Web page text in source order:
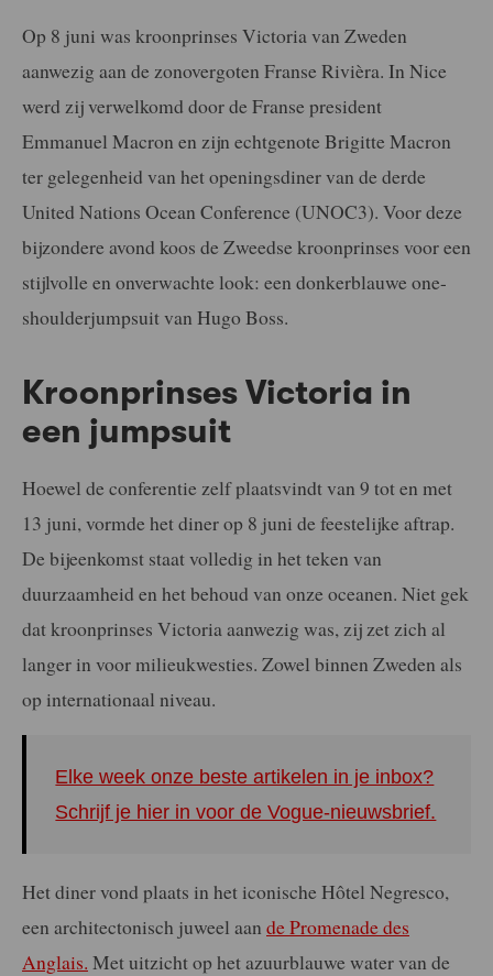
Op 8 juni was kroonprinses Victoria van Zweden
aanwezig aan de zonovergoten Franse Rivièra. In Nice
werd zij verwelkomd door de Franse president
Emmanuel Macron en zijn echtgenote Brigitte Macron
ter gelegenheid van het openingsdiner van de derde
United Nations Ocean Conference (UNOC3). Voor deze
bijzondere avond koos de Zweedse kroonprinses voor een
stijlvolle en onverwachte look: een donkerblauwe one-
shoulderjumpsuit van Hugo Boss.
Kroonprinses Victoria in
een jumpsuit
Hoewel de conferentie zelf plaatsvindt van 9 tot en met
13 juni, vormde het diner op 8 juni de feestelijke aftrap.
De bijeenkomst staat volledig in het teken van
duurzaamheid en het behoud van onze oceanen. Niet gek
dat kroonprinses Victoria aanwezig was, zij zet zich al
langer in voor milieukwesties. Zowel binnen Zweden als
op internationaal niveau.
Elke week onze beste artikelen in je inbox?
Schrijf je hier in voor de Vogue-nieuwsbrief.
Het diner vond plaats in het iconische Hôtel Negresco,
een architectonisch juweel aan de Promenade des
Anglais. Met uitzicht op het azuurblauwe water van de